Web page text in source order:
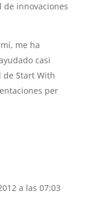
de innovaciones
me ha
casi
de Start With
per
a las 07:03